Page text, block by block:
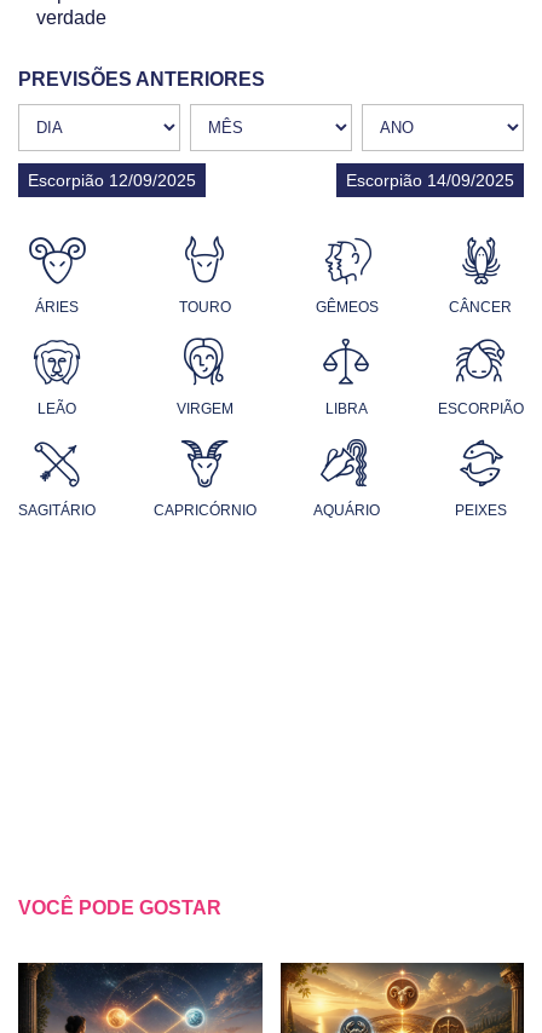
verdade
PREVISÕES ANTERIORES
Escorpião 12/09/2025 Escorpião 14/09/2025
ÁRIES TOURO GÊMEOS CÂNCER
LEÃO VIRGEM LIBRA ESCORPIÃO
SAGITÁRIO CAPRICÓRNIO AQUÁRIO PEIXES
VOCÊ PODE GOSTAR